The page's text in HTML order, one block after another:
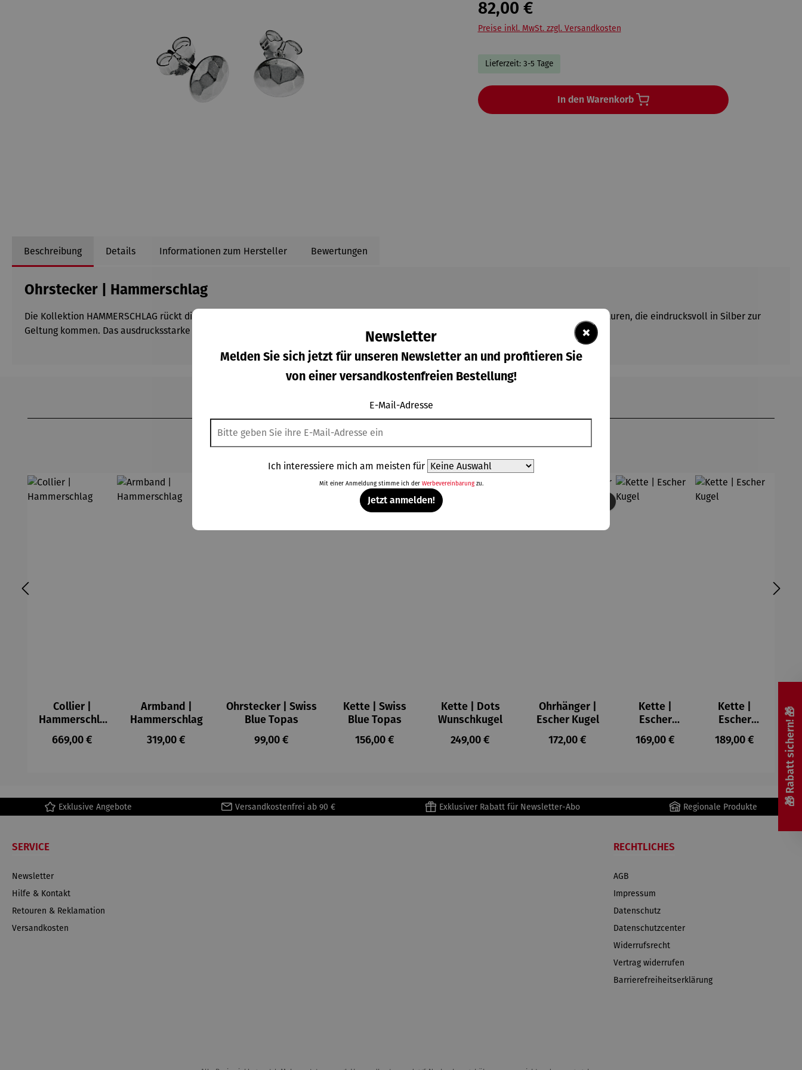
82,00 €
Preise inkl. MwSt. zzgl. Versandkosten
Lieferzeit: 3-5 Tage
In den Warenkorb
Beschreibung Details Informationen zum Hersteller Bewertungen
Ohrstecker | Hammerschlag
Die Kollektion HAMMERSCHLAG rückt die Kunst des Goldschmiedehandwerks in den Fokus und präsentiert markante Hammerschlagstrukturen, die eindrucksvoll in Silber zur
Geltung kommen. Das ausdrucksstarke Design findet sich in Ringen, Armreifen, Ketten und Ohrschmuck.
Weitere Produkte
Collier |
Hammerschla
g
Regulärer Preis:
669,00 €
Armband |
Hammerschlag
Regulärer Preis:
319,00 €
Ohrstecker | Swiss
Blue Topas
Regulärer Preis:
99,00 €
125,10 €
Vorteilspreis
Kette | Swiss
Blue Topas
Regulärer Preis:
156,00 €
Kette | Dots
Wunschkugel
Regulärer Preis:
249,00 €
Ohrhänger |
Escher Kugel
Regulärer Preis:
172,00 €
Kette |
Escher
Kugel
Regulärer Preis:
169,00 €
Kette |
Escher
Kugel
Regulärer Preis:
189,00 €
Exklusive Angebote Versandkostenfrei ab 90 € Exklusiver Rabatt für Newsletter-Abo Regionale Produkte
SERVICE
Newsletter
Hilfe & Kontakt
Retouren & Reklamation
Versandkosten
RECHTLICHES
AGB
Impressum
Datenschutz
Datenschutzcenter
Widerrufsrecht
Vertrag widerrufen
Barrierefreiheitserklärung
🎁 Rabatt sichern! 🎁
×
Newsletter
Melden Sie sich jetzt für unseren Newsletter an und profitieren Sie
von einer versandkostenfreien Bestellung!
E-Mail-Adresse
Ich interessiere mich am meisten für
Mit einer Anmeldung stimme ich der Werbevereinbarungzu.
Jetzt anmelden!